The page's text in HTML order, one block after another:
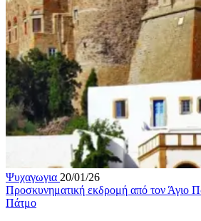
Ψυχαγωγια 20/01/26
Προσκυνηματική εκδρομή από τον Άγιο
Πάτμο